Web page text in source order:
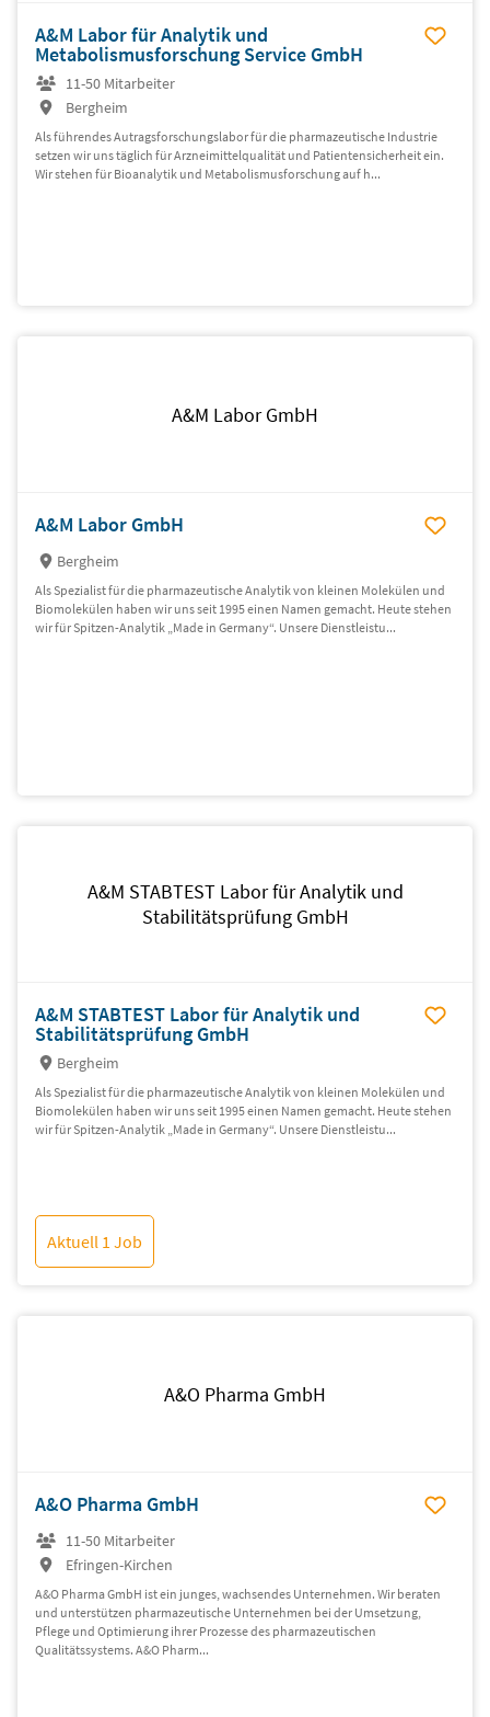
A&M Labor für Analytik und
Metabolismusforschung Service GmbH
11-50 Mitarbeiter
Bergheim
Als führendes Autragsforschungslabor für die pharmazeutische Industrie
setzen wir uns täglich für Arzneimittelqualität und Patientensicherheit ein.
Wir stehen für Bioanalytik und Metabolismusforschung auf h...
A&M Labor GmbH
A&M Labor GmbH
Bergheim
Als Spezialist für die pharmazeutische Analytik von kleinen Molekülen und
Biomolekülen haben wir uns seit 1995 einen Namen gemacht. Heute stehen
wir für Spitzen-Analytik „Made in Germany“. Unsere Dienstleistu...
A&M STABTEST Labor für Analytik und
Stabilitätsprüfung GmbH
A&M STABTEST Labor für Analytik und
Stabilitätsprüfung GmbH
Bergheim
Als Spezialist für die pharmazeutische Analytik von kleinen Molekülen und
Biomolekülen haben wir uns seit 1995 einen Namen gemacht. Heute stehen
wir für Spitzen-Analytik „Made in Germany“. Unsere Dienstleistu...
Aktuell 1 Job
A&O Pharma GmbH
A&O Pharma GmbH
11-50 Mitarbeiter
Efringen-Kirchen
A&O Pharma GmbH ist ein junges, wachsendes Unternehmen. Wir beraten
und unterstützen pharmazeutische Unternehmen bei der Umsetzung,
Pflege und Optimierung ihrer Prozesse des pharmazeutischen
Qualitätssystems. A&O Pharm...